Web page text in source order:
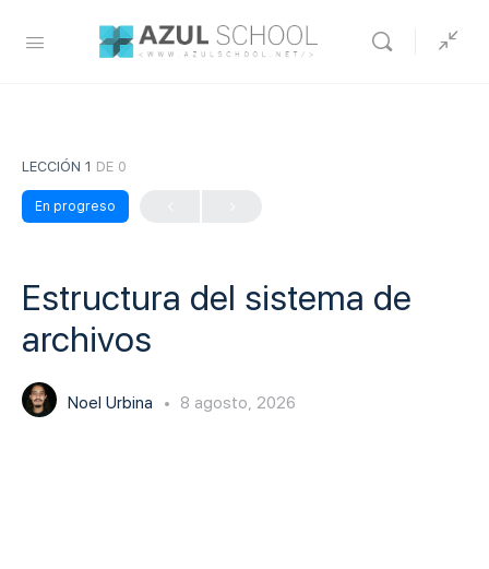
LECCIÓN 1 DE 0
En progreso
Estructura del sistema de
archivos
Noel Urbina 8 agosto, 2026